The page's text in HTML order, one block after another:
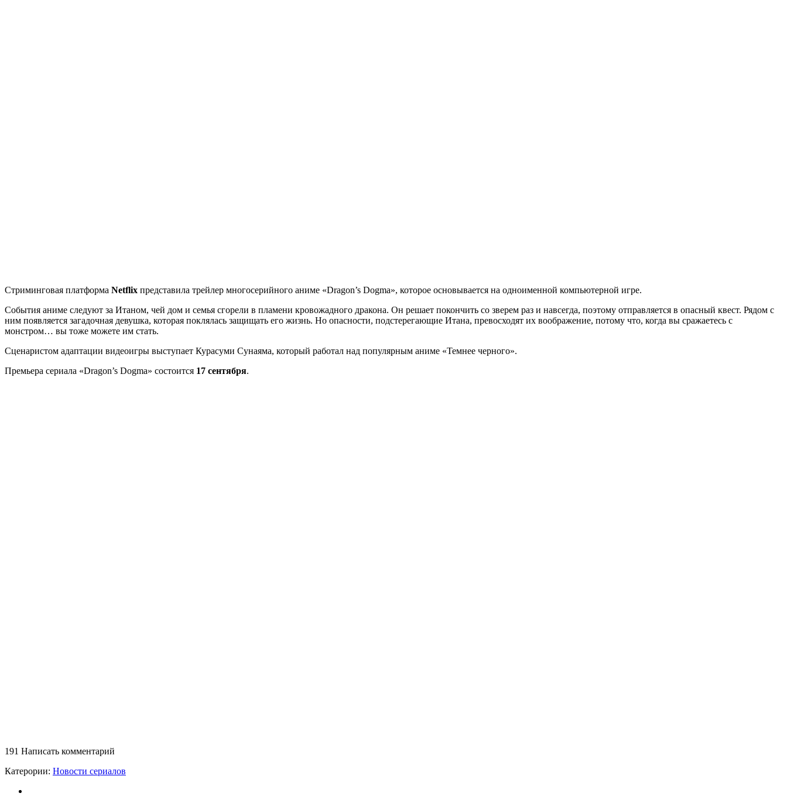
Стриминговая платформа Netflix представила трейлер многосерийного аниме «Dragon’s Dogma», которое основывается на одноименной компьютерной игре.
События аниме следуют за Итаном, чей дом и семья сгорели в пламени кровожадного дракона. Он решает покончить со зверем раз и навсегда, поэтому отправляется в опасный квест. Рядом с
ним появляется загадочная девушка, которая поклялась защищать его жизнь. Но опасности, подстерегающие Итана, превосходят их воображение, потому что, когда вы сражаетесь с
монстром… вы тоже можете им стать.
Сценаристом адаптации видеоигры выступает Курасуми Сунаяма, который работал над популярным аниме «Темнее черного».
Премьера сериала «Dragon’s Dogma» состоится 17 сентября.
191 Написать комментарий
Катерории: Новости сериалов